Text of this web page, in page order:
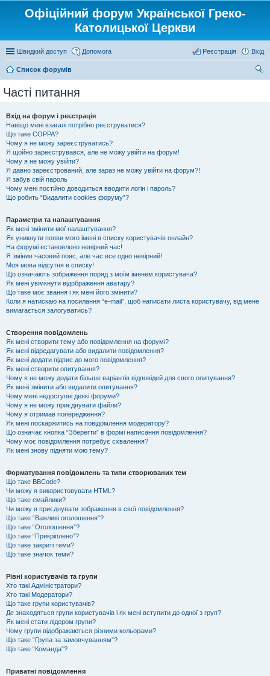
Офіційний форум Української Греко-
Католицької Церкви
Швидкий доступ Допомога Вхід
Реєстрація
Список форумів
Часті питання
Вхід на форум і реєстрація
Навіщо мені взагалі потрібно реєструватися?
Що таке COPPA?
Чому я не можу зареєструватись?
Я щойно зареєструвався, але не можу увійти на форум!
Чому я не можу увійти?
Я давно зареєстрований, але зараз не можу увійти на форум?!
Я забув свій пароль
Чому мені постійно доводиться вводити логін і пароль?
Що робить “Видалити cookies форуму”?
Параметри та налаштування
Як мені змінити мої налаштування?
Як уникнути появи мого імені в списку користувачів онлайн?
На форумі встановлено невірний час!
Я змінив часовий пояс, але час все одно невірний!
Моя мова відсутня в списку!
Що означають зображення поряд з моїм іменем користувача?
Як мені увімкнути відображення аватару?
Що таке моє звання і як мені його змінити?
Коли я натискаю на посилання “e-mail”, щоб написати листа користувачу, від мене
вимагається залогуватись?
Створення повідомлень
Як мені створити тему або повідомлення на форумі?
Як мені відредагувати або видалити повідомлення?
Як мені додати підпис до мого повідомлення?
Як мені створити опитування?
Чому я не можу додати більше варіантів відповідей для свого опитування?
Як мені змінити або видалити опитування?
Чому мені недоступні деякі форуми?
Чому я не можу приєднувати файли?
Чому я отримав попередження?
Як мені поскаржитись на повідомлення модератору?
Що означає кнопка “Зберегти” в формі написання повідомлення?
Чому моє повідомлення потребує схвалення?
Як мені знову підняти мою тему?
Форматування повідомлень та типи створюваних тем
Що таке BBCode?
Чи можу я використовувати HTML?
Що таке смайлики?
Чи можу я приєднувати зображення в свої повідомлення?
Що таке “Важливі оголошення”?
Що таке “Оголошення”?
Що таке “Прикріплено”?
Що таке закриті теми?
Що таке значок теми?
Рівні користувачів та групи
Хто такі Адміністратори?
Хто такі Модератори?
Що таке групи користувачів?
Де знаходяться групи користувачів і як мені вступити до одної з груп?
Як мені стати лідером групи?
Чому групи відображаються різними кольорами?
Що таке “Група за замовчуванням”?
Що таке “Команда”?
Приватні повідомлення